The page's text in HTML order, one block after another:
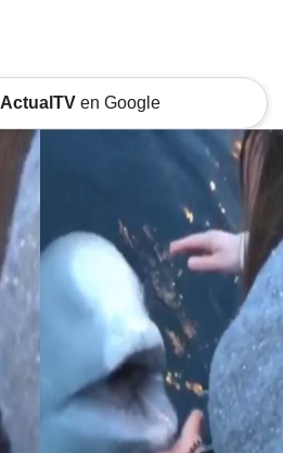
ActualTVen Google